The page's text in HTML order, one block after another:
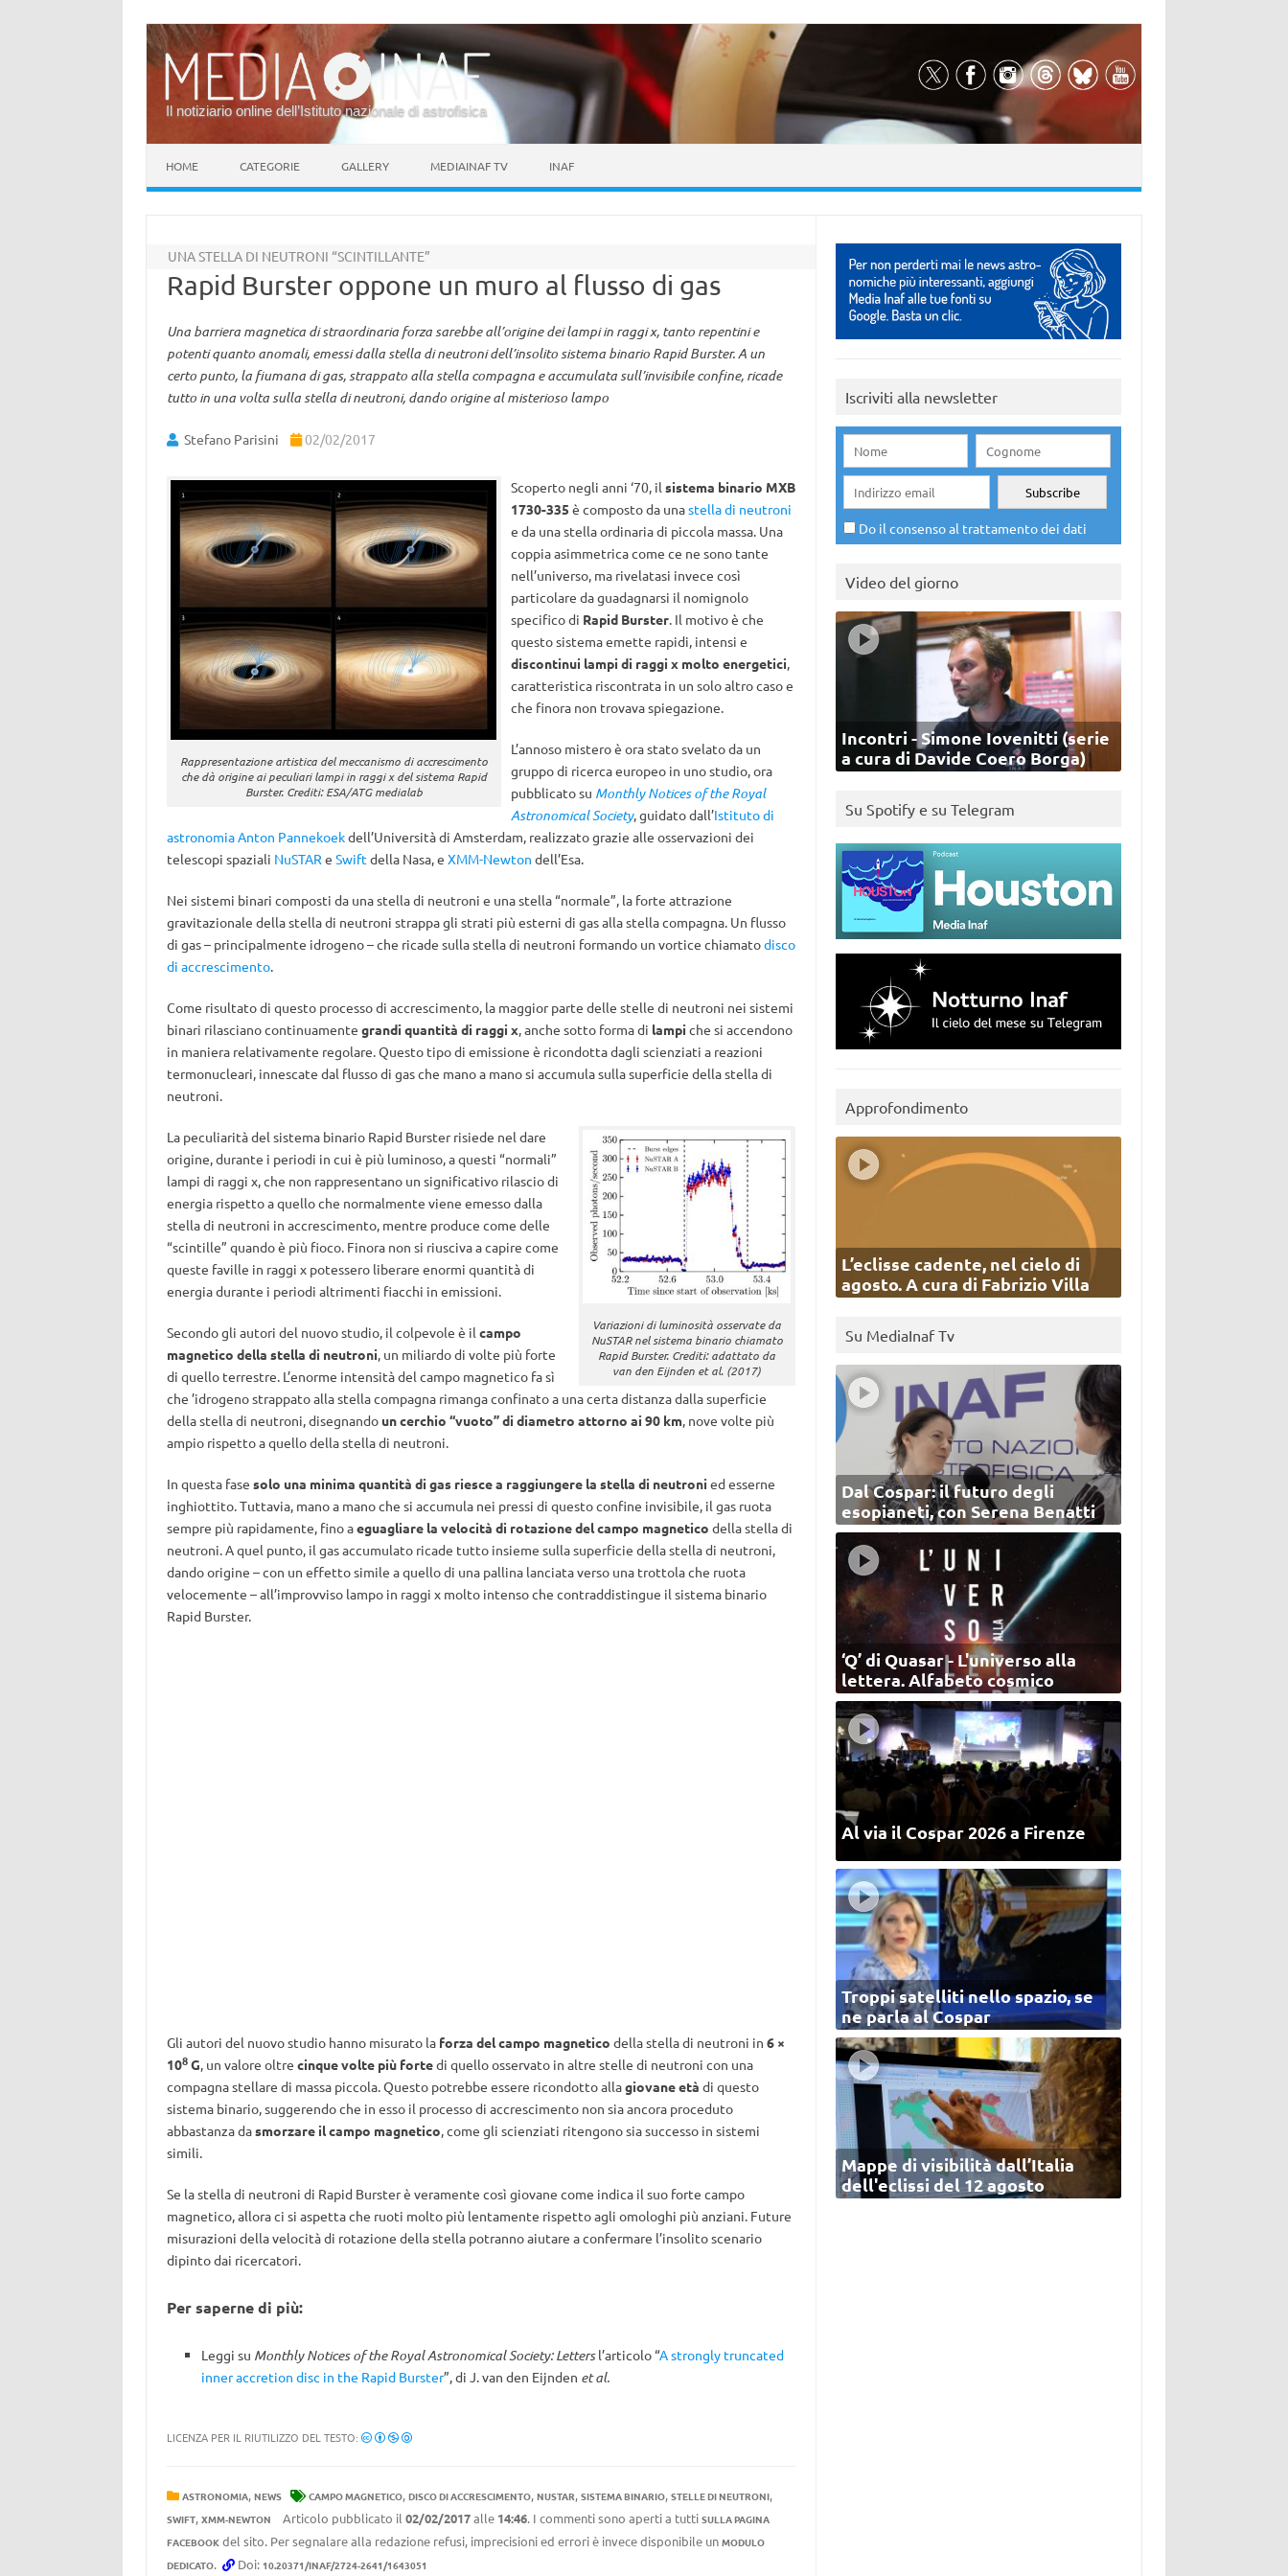
Il notiziario online dell’Istituto nazionale di astrofisica
HOME CATEGORIE GALLERY MEDIAINAF TV INAF
UNA STELLA DI NEUTRONI “SCINTILLANTE”
Rapid Burster oppone un muro al flusso di gas
Una barriera magnetica di straordinaria forza sarebbe all’origine dei lampi in raggi x, tanto repentini e
potenti quanto anomali, emessi dalla stella di neutroni dell’insolito sistema binario Rapid Burster. A un
certo punto, la fiumana di gas, strappato alla stella compagna e accumulata sull’invisibile confine, ricade
tutto in una volta sulla stella di neutroni, dando origine al misterioso lampo
Stefano Parisini 02/02/2017
Rappresentazione artistica del meccanismo di accrescimento
che dà origine ai peculiari lampi in raggi x del sistema Rapid
Burster. Crediti: ESA/ATG medialab
Scoperto negli anni ‘70, il sistema binario MXB
1730-335 è composto da unastella di neutroni
e da una stella ordinaria di piccola massa. Una
coppia asimmetrica come ce ne sono tante
nell’universo, ma rivelatasi invece così
particolare da guadagnarsi il nomignolo
specifico di Rapid Burster. Il motivo è che
questo sistema emette rapidi, intensi e
discontinui lampi di raggi x molto energetici,
caratteristica riscontrata in un solo altro caso e
che finora non trovava spiegazione.
L’annoso mistero è ora stato svelato da un
gruppo di ricerca europeo in uno studio, ora
pubblicato su Monthly Notices of the Royal
Astronomical Society, guidato dall’Istituto di
astronomia Anton Pannekoekdell’Università di Amsterdam, realizzato grazie alle osservazioni dei
telescopi spaziali NuSTAR e Swift della Nasa, e XMM-Newton dell’Esa.
Nei sistemi binari composti da una stella di neutroni e una stella “normale”, la forte attrazione
gravitazionale della stella di neutroni strappa gli strati più esterni di gas alla stella compagna. Un flusso
di gas – principalmente idrogeno – che ricade sulla stella di neutroni formando un vortice chiamatodisco
di accrescimento.
Come risultato di questo processo di accrescimento, la maggior parte delle stelle di neutroni nei sistemi
binari rilasciano continuamente grandi quantità di raggi x, anche sotto forma di lampi che si accendono
in maniera relativamente regolare. Questo tipo di emissione è ricondotta dagli scienziati a reazioni
termonucleari, innescate dal flusso di gas che mano a mano si accumula sulla superficie della stella di
neutroni.
Variazioni di luminosità osservate da
NuSTAR nel sistema binario chiamato
Rapid Burster. Crediti: adattato da
van den Eijnden et al. (2017)
La peculiarità del sistema binario Rapid Burster risiede nel dare
origine, durante i periodi in cui è più luminoso, a questi “normali”
lampi di raggi x, che non rappresentano un significativo rilascio di
energia rispetto a quello che normalmente viene emesso dalla
stella di neutroni in accrescimento, mentre produce come delle
“scintille” quando è più fioco. Finora non si riusciva a capire come
queste faville in raggi x potessero liberare enormi quantità di
energia durante i periodi altrimenti fiacchi in emissioni.
Secondo gli autori del nuovo studio, il colpevole è il campo
magnetico della stella di neutroni, un miliardo di volte più forte
di quello terrestre. L’enorme intensità del campo magnetico fa sì
che ’idrogeno strappato alla stella compagna rimanga confinato a una certa distanza dalla superficie
della stella di neutroni, disegnando un cerchio “vuoto” di diametro attorno ai 90 km, nove volte più
ampio rispetto a quello della stella di neutroni.
In questa fase solo una minima quantità di gas riesce a raggiungere la stella di neutroni ed esserne
inghiottito. Tuttavia, mano a mano che si accumula nei pressi di questo confine invisibile, il gas ruota
sempre più rapidamente, fino aeguagliare la velocità di rotazione del campo magnetico della stella di
neutroni. A quel punto, il gas accumulato ricade tutto insieme sulla superficie della stella di neutroni,
dando origine – con un effetto simile a quello di una pallina lanciata verso una trottola che ruota
velocemente – all’improvviso lampo in raggi x molto intenso che contraddistingue il sistema binario
Rapid Burster.
Gli autori del nuovo studio hanno misurato la forza del campo magnetico della stella di neutroni in 6 ×
108G, un valore oltre cinque volte più fortedi quello osservato in altre stelle di neutroni con una
compagna stellare di massa piccola. Questo potrebbe essere ricondotto allagiovane età di questo
sistema binario, suggerendo che in esso il processo di accrescimento non sia ancora proceduto
abbastanza dasmorzare il campo magnetico, come gli scienziati ritengono sia successo in sistemi
simili.
Se la stella di neutroni di Rapid Burster è veramente così giovane come indica il suo forte campo
magnetico, allora ci si aspetta che ruoti molto più lentamente rispetto agli omologhi più anziani. Future
misurazioni della velocità di rotazione della stella potranno aiutare a confermare l’insolito scenario
dipinto dai ricercatori.
Per saperne di più:
Leggi su Monthly Notices of the Royal Astronomical Society: Lettersl’articolo “A strongly truncated
inner accretion disc in the Rapid Burster”, di J. van den Eijnden et al.
LICENZA PER IL RIUTILIZZO DEL TESTO:
ASTRONOMIA, NEWS CAMPO MAGNETICO, DISCO DI ACCRESCIMENTO, NUSTAR, SISTEMA BINARIO, STELLE DI NEUTRONI,
SWIFT, XMM-NEWTON Articolo pubblicato il 02/02/2017alle 14:46. I commenti sono aperti a tutti SULLA PAGINA
FACEBOOKdel sito. Per segnalare alla redazione refusi, imprecisioni ed errori è invece disponibile un MODULO
DEDICATO. Doi: 10.20371/INAF/2724-2641/1643051
Iscriviti alla newsletter
Do il consenso al trattamento dei dati
Video del giorno
Incontri - Simone Iovenitti (serie
a cura di Davide Coero Borga)
Su Spotify e su Telegram
Approfondimento
L’eclisse cadente, nel cielo di
agosto. A cura di Fabrizio Villa
Su MediaInaf Tv
Dal Cospar: il futuro degli
esopianeti, con Serena Benatti
‘Q’ di Quasar - L'universo alla
lettera. Alfabeto cosmico
Al via il Cospar 2026 a Firenze
Troppi satelliti nello spazio, se
ne parla al Cospar
Mappe di visibilità dall’Italia
dell'eclissi del 12 agosto